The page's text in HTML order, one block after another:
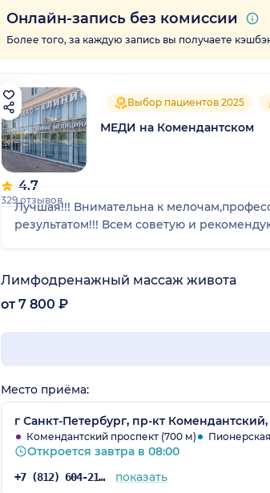
Онлайн-запись без комиссии
Более того, за каждую запись вы получаете
4.7
329 отзывов
Выбор пациентов 2025
МЕДИ на Комендантском
Лучшая!!! Внимательна к
результатом!!! Всем советую и
Лимфодренажный массаж живота
от 7 800 ₽
Место приёма:
г Санкт-Петербург, пр-кт Комендантский,
Комендантский проспект (700 м)
Откроется завтра в 08:00
+7 (812) 604-21-60 показать